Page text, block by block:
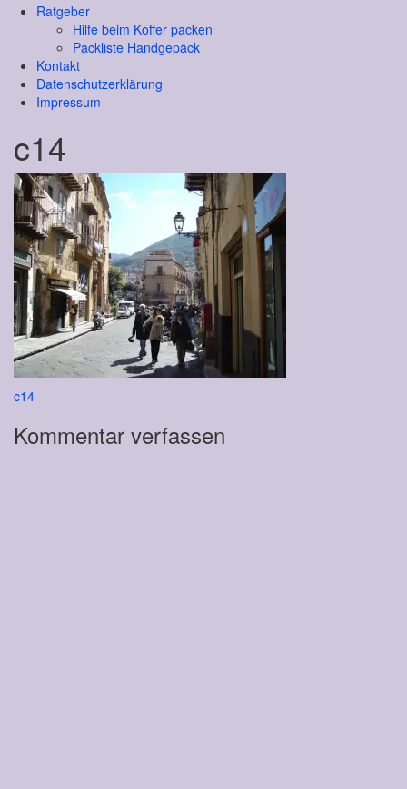
Ratgeber
Hilfe beim Koffer packen
Packliste Handgepäck
Kontakt
Datenschutzerklärung
Impressum
c14
Beitragsnavigation
c14
Kommentar verfassen